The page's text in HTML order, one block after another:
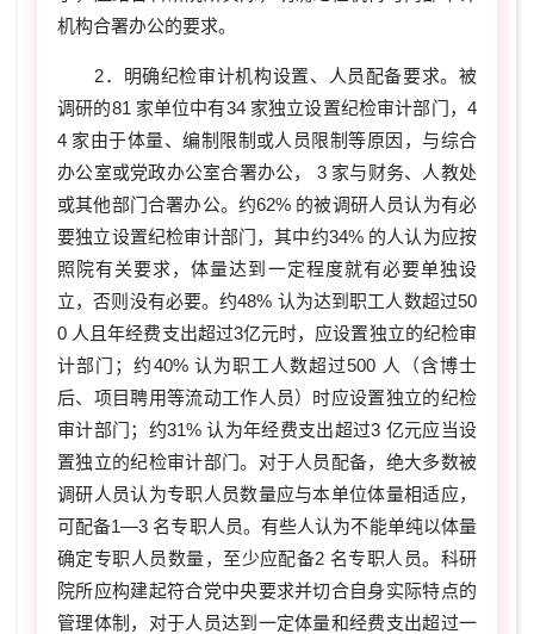
机构合署办公的要求。
2．明确纪检审计机构设置、人员配备要求。被
调研的81 家单位中有34 家独立设置纪检审计部门，4
4 家由于体量、编制限制或人员限制等原因，与综合
办公室或党政办公室合署办公， 3 家与财务、人教处
或其他部门合署办公。约62% 的被调研人员认为有必
要独立设置纪检审计部门，其中约34% 的人认为应按
照院有关要求，体量达到一定程度就有必要单独设
立，否则没有必要。约48% 认为达到职工人数超过50
0 人且年经费支出超过3亿元时，应设置独立的纪检审
计部门；约40% 认为职工人数超过500 人（含博士
后、项目聘用等流动工作人员）时应设置独立的纪检
审计部门；约31% 认为年经费支出超过3 亿元应当设
置独立的纪检审计部门。对于人员配备，绝大多数被
调研人员认为专职人员数量应与本单位体量相适应，
可配备1—3 名专职人员。有些人认为不能单纯以体量
确定专职人员数量，至少应配备2 名专职人员。科研
院所应构建起符合党中央要求并切合自身实际特点的
管理体制，对于人员达到一定体量和经费支出超过一